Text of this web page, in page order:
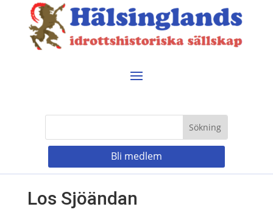
Bli medlem
Los Sjöändan